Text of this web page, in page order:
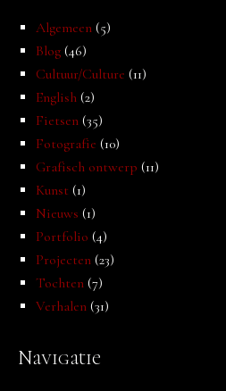
Algemeen (5)
Blog (46)
Cultuur/Culture (11)
English (2)
Fietsen (35)
Fotografie (10)
Grafisch ontwerp (11)
Kunst (1)
Nieuws (1)
Portfolio (4)
Projecten (23)
Tochten (7)
Verhalen (31)
Navigatie